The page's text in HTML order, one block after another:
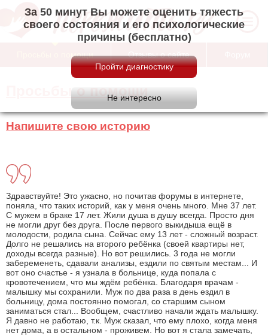
За 50 минут Вы можете оценить тяжесть
своего состояния и его психологические
причины (бесплатно)
Просьбы о помощи Отзывы о сайте
Просьбы о помощи
Напишите свою историю
Здравствуйте! Это ужасно, но почитав форумы в интернете,
поняла, что таких историй, как у меня очень много. Мне 37 лет.
С мужем в браке 17 лет. Жили душа в душу всегда. Просто дня
не могли друг без друга. После первого выкидыша ещё в
молодости, родила сына. Сейчас ему 13 лет - сложный возраст.
Долго не решались на второго ребёнка (своей квартиры нет,
доходы всегда разные). Но вот решились. 3 года не могли
забеременеть, сдавали анализы, ездили по святым местам... И
вот оно счастье - я узнала в больнице, куда попала с
кровотечением, что мы ждём ребёнка. Благодаря врачам -
малышку мы сохранили. Муж по два раза в день ездил в
больницу, дома постоянно помогал, со старшим сыном
заниматься стал... Вообщем, счастливо начали ждать малышку.
Я давно не работаю, т.к. Муж сказал, что ему плохо, когда меня
нет дома, а в остальном - проживем. Но вот я стала замечать,